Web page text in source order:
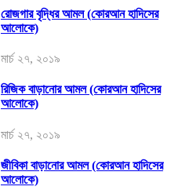
রোজগার বৃদ্ধির আমল (কোরআন হাদিসের
আলোকে)
মার্চ ২৭, ২০১৯
রিজিক বাড়ানোর আমল (কোরআন হাদিসের
আলোকে)
মার্চ ২৭, ২০১৯
জীবিকা বাড়ানোর আমল (কোরআন হাদিসের
আলোকে)